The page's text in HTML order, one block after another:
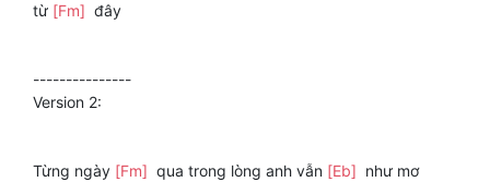
từ [Fm] đây
---------------
Version 2:
Từng ngày [Fm] qua trong lòng anh vẫn [Eb] như mơ